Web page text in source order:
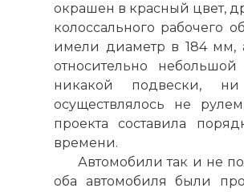
окрашен в красный цвет,
колоссального рабочего
имели диаметр в 184 мм,
относительно
никакой подвески,
осуществлялось не
проекта составила
времени.
Автомобили так и не
оба автомобиля были